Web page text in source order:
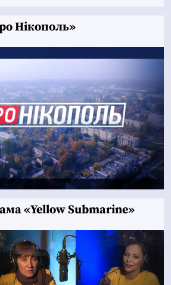
Нікополь»
«Yellow Submarine»